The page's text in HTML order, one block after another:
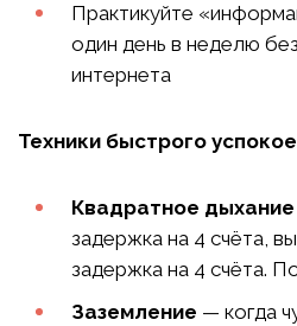
Практикуйте
один день в неделю
интернета
Техники быстрого
Квадратное дыхание
задержка на 4 счёта,
задержка на 4 счёта.
Заземление — когда